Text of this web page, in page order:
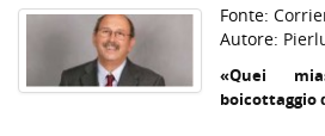
Fonte:
Autore:
«Quei
boicottaggio